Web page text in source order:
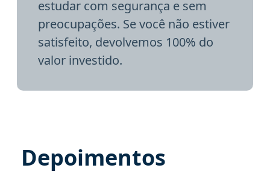
estudar com segurança e sem
preocupações. Se você não estiver
satisfeito, devolvemos 100% do
valor investido.
Depoimentos